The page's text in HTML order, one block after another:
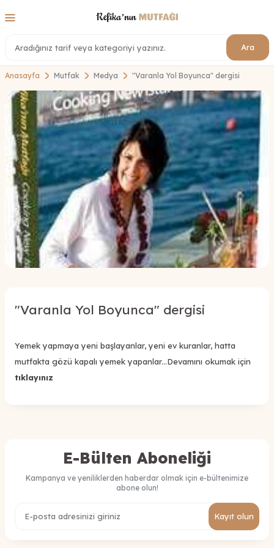
Ara
Anasayfa Mutfak Medya "Varanla Yol Boyunca" dergisi
"Varanla Yol Boyunca" dergisi
Yemek yapmaya yeni başlayanlar, yeni ev kuranlar, hatta
mutfakta gözü kapalı yemek yapanlar...Devamını okumak için
tıklayınız
E-Bülten Aboneliği
Kampanya ve yeniliklerden haberdar olmak için e-bültenimize
abone olun!
Kayıt olun